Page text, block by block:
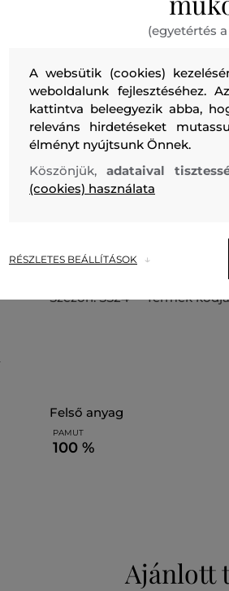
Laza szabású női póló,
ellátva. A bordázott
megjelenésű, tengerész
rafinált megjelenésű
természetes pamutszálból
légáteresztő képességével
amely prémium
Szezon: SS24 Termék
felső anyag
PAMUT
100 %
Ajánlott
(egyetértés
A websütik (cookies)
weboldalunk fejlesztéséhez.
kattintva beleegyezik abba,
releváns hirdetéseket
élményt nyújtsunk Önnek.
Köszönjük, adataival
(cookies) használata
RÉSZLETES BEÁLLÍTÁSOK